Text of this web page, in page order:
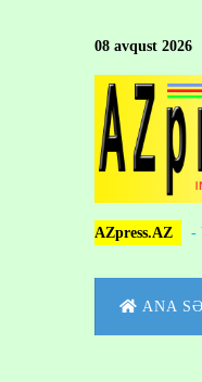
08 avqust 2026
AZpress.AZ -
MAINANA